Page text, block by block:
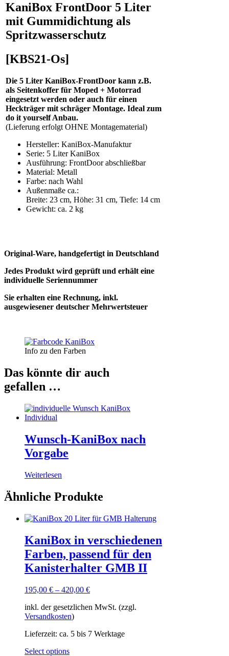
KaniBox FrontDoor 5 Liter
mit Gummidichtung als
Spritzwasserschutz
[KBS21-Os]
Die 5 Liter KaniBox-FrontDoor kann z.B.
als Seitenkoffer für Moped + Motorrad
eingesetzt werden oder auch für einen
Heckträger mit schräger Montage. Ideal zum
do it yourself Anbau.
(Lieferung erfolgt OHNE Montagematerial)
Hersteller: KaniBox-Manufaktur
Serie: 5 Liter KaniBox
Ausführung: FrontDoor abschließbar
Material: Metall
Farbe: nach Wahl
Außenmaße ca.:
Breite: 23 cm, Höhe: 31 cm, Tiefe: 14 cm
Gewicht: ca. 2 kg
Original-Ware, handgefertigt in Deutschland
Jedes Produkt wird geprüft und erhält eine
individuelle Seriennummer
Sie erhalten eine Rechnung, inkl.
ausgewiesener deutscher Mehrwertsteuer
Info zu den Farben
Das könnte dir auch
gefallen …
Wunsch-KaniBox nach
Vorgabe
Weiterlesen
Ähnliche Produkte
KaniBox in verschiedenen
Farben, passend für den
Kanisterhalter GMB II
195,00 € – 420,00 €
inkl. der gesetzlichen MwSt. (zzgl.
Versandkosten)
Lieferzeit: ca. 5 bis 7 Werktage
Select optionsDieses